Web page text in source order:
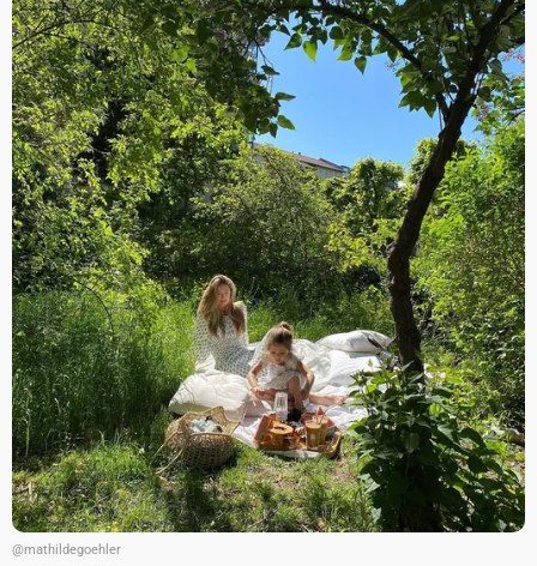
@mathildegoehler